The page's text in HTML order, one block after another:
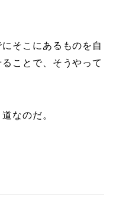
そこにあるものを自
ことで、そうやって
なのだ。